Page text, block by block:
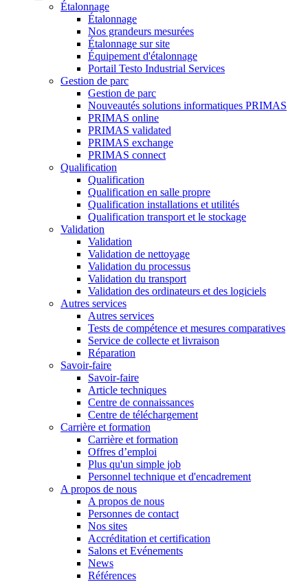
Étalonnage
Étalonnage
Nos grandeurs mesurées
Étalonnage sur site
Équipement d'étalonnage
Portail Testo Industrial Services
Gestion de parc
Gestion de parc
Nouveautés solutions informatiques PRIMAS
PRIMAS online
PRIMAS validated
PRIMAS exchange
PRIMAS connect
Qualification
Qualification
Qualification en salle propre
Qualification installations et utilités
Qualification transport et le stockage
Validation
Validation
Validation de nettoyage
Validation du processus
Validation du transport
Validation des ordinateurs et des logiciels
Autres services
Autres services
Tests de compétence et mesures comparatives
Service de collecte et livraison
Réparation
Savoir-faire
Savoir-faire
Article techniques
Centre de connaissances
Centre de téléchargement
Carrière et formation
Carrière et formation
Offres d’emploi
Plus qu'un simple job
Personnel technique et d'encadrement
A propos de nous
A propos de nous
Personnes de contact
Nos sites
Accréditation et certification
Salons et Evénements
News
Références